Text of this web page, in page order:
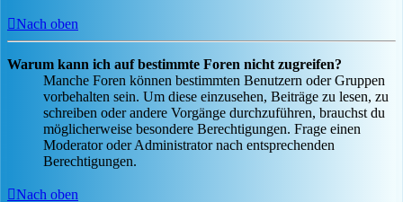
Nach oben
Warum kann ich auf bestimmte Foren nicht zugreifen?
Manche Foren können bestimmten Benutzern oder Gruppen
vorbehalten sein. Um diese einzusehen, Beiträge zu lesen, zu
schreiben oder andere Vorgänge durchzuführen, brauchst du
möglicherweise besondere Berechtigungen. Frage einen
Moderator oder Administrator nach entsprechenden
Berechtigungen.
Nach oben